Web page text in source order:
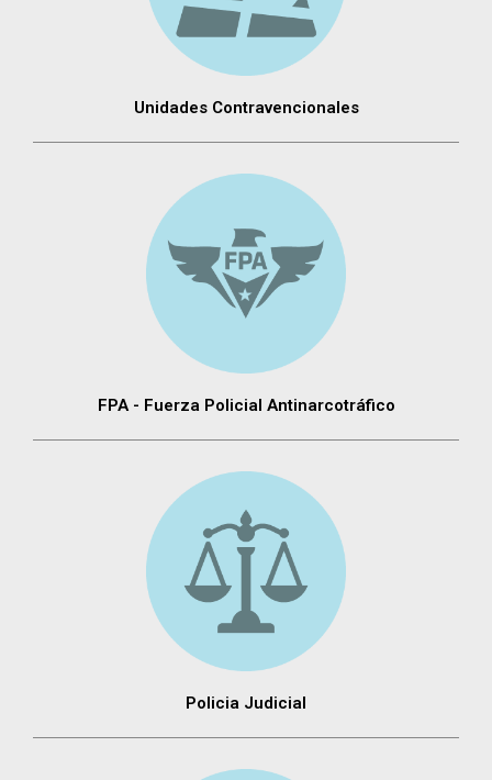
Unidades Contravencionales
FPA - Fuerza Policial Antinarcotráfico
Policia Judicial